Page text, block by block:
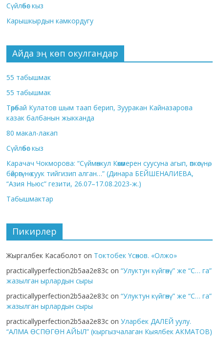
Сүйлөбөс кыз
Карышкырдын камкордугу
Айда эң көп окулгандар
55 табышмак
55 табышмак
Төрөбай Кулатов шым таап берип, Зууракан Кайназарова
казак балбанын жыкканда
80 макал-лакап
Сүйлөбөс кыз
Карачач Чокморова: “Сүймөнкул Көкөмерен суусуна агып, өпкөсүнө,
бөйрөгүнө суук тийгизип алган…” (Динара БЕЙШЕНАЛИЕВА,
“Азия Ньюс” гезити, 26.07–17.08.2023-ж.)
Табышмактар
Пикирлер
Жыргалбек Касаболот on Токтобек Үсөнов. «Олжо»
practicallyperfection2b5aa2e83c on“Улуктун күйгөнү” же “С… га”
жазылган ырлардын сыры
practicallyperfection2b5aa2e83c on“Улуктун күйгөнү” же “С… га”
жазылган ырлардын сыры
practicallyperfection2b5aa2e83c onУларбек ДАЛЕЙ уулу.
“АЛМА ӨСПӨГӨН АЙЫЛ” (кыргызчалаган Кыялбек АКМАТОВ)